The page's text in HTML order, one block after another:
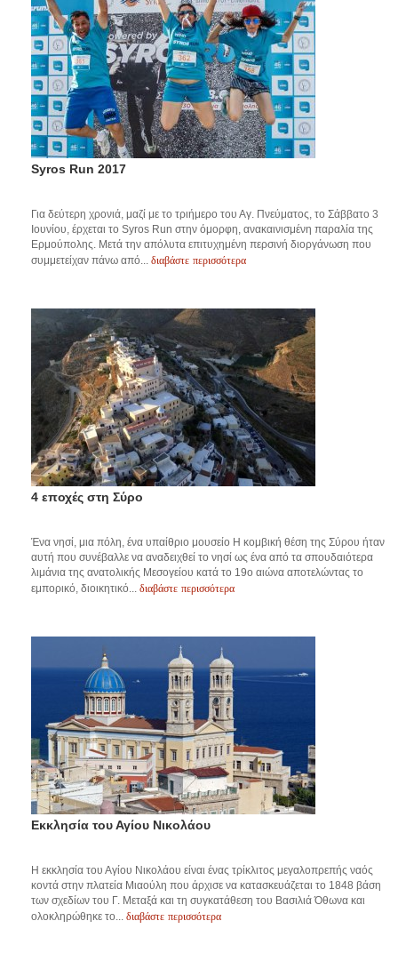
Syros Run 2017
Για δεύτερη χρονιά, μαζί με το τριήμερο του Αγ. Πνεύματος, το Σάββατο 3
Ιουνίου, έρχεται το Syros Run στην όμορφη, ανακαινισμένη παραλία της
Ερμούπολης. Μετά την απόλυτα επιτυχημένη περσινή διοργάνωση που
συμμετείχαν πάνω από... διαβάστε περισσότερα
4 εποχές στη Σύρο
Ένα νησί, μια πόλη, ένα υπαίθριο μουσείο Η κομβική θέση της Σύρου ήταν
αυτή που συνέβαλλε να αναδειχθεί το νησί ως ένα από τα σπουδαιότερα
λιμάνια της ανατολικής Μεσογείου κατά το 19ο αιώνα αποτελώντας το
εμπορικό, διοικητικό... διαβάστε περισσότερα
Εκκλησία του Αγίου Νικολάου
Η εκκλησία του Αγίου Νικολάου είναι ένας τρίκλιτος μεγαλοπρεπής ναός
κοντά στην πλατεία Μιαούλη που άρχισε να κατασκευάζεται το 1848 βάση
των σχεδίων του Γ. Μεταξά και τη συγκατάθεση του Βασιλιά Όθωνα και
ολοκληρώθηκε το... διαβάστε περισσότερα